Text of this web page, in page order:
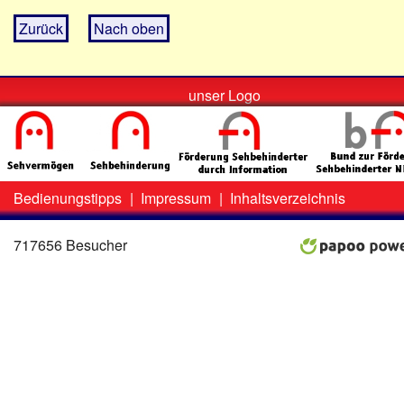
Zurück Nach oben
unser Logo
Zweit-
Menü
Bedienungstipps | Impressum | Inhaltsverzeichnis
717656 Besucher